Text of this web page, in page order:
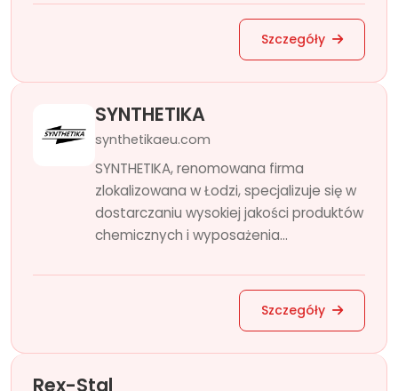
Szczegóły
SYNTHETIKA
synthetikaeu.com
SYNTHETIKA, renomowana firma
zlokalizowana w Łodzi, specjalizuje się w
dostarczaniu wysokiej jakości produktów
chemicznych i wyposażenia...
Szczegóły
Rex-Stal